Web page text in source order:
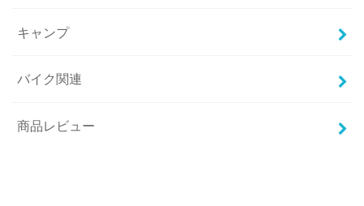
キャンプ
バイク関連
商品レビュー